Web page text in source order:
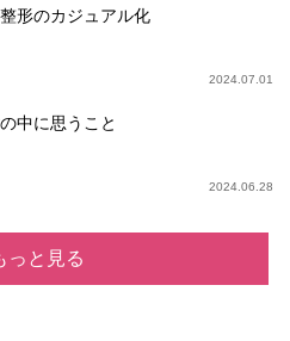
形のカジュアル化
2024.07.01
中に思うこと
2024.06.28
っと見る